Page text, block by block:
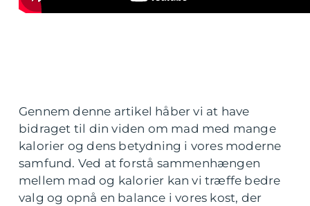
Gennem denne artikel håber vi at have
bidraget til din viden om mad med mange
kalorier og dens betydning i vores moderne
samfund. Ved at forstå sammenhængen
mellem mad og kalorier kan vi træffe bedre
valg og opnå en balance i vores kost, der